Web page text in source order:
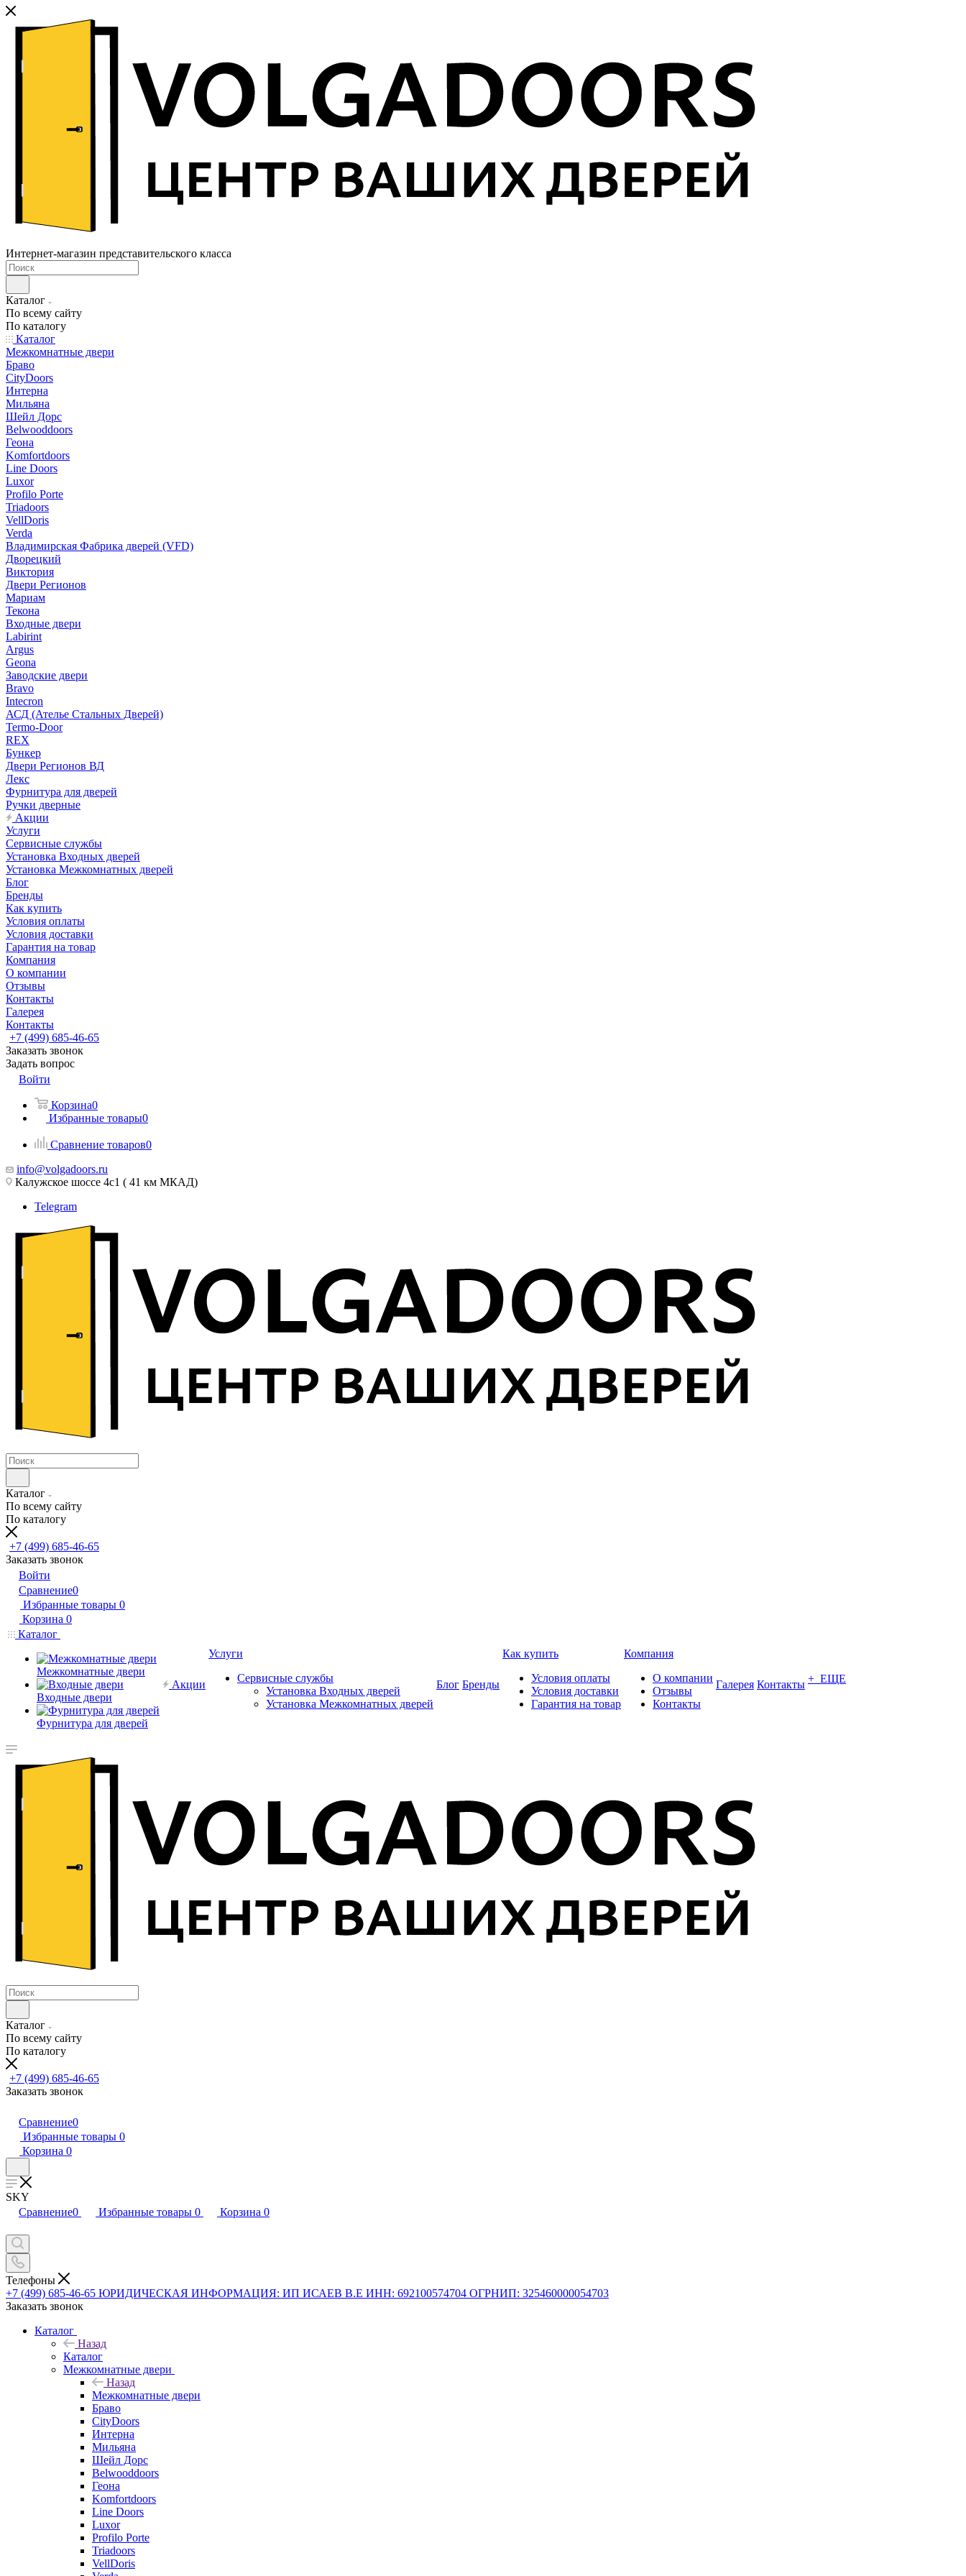
Интернет-магазин представительского класса
Каталог
По всему сайту
По каталогу
Каталог
Межкомнатные двери
Браво
CityDoors
Интерна
Мильяна
Шейл Дорс
Belwooddoors
Геона
Komfortdoors
Line Doors
Luxor
Profilo Porte
Triadoors
VellDoris
Verda
Владимирская Фабрика дверей (VFD)
Дворецкий
Виктория
Двери Регионов
Мариам
Текона
Входные двери
Labirint
Argus
Geona
Заводские двери
Bravo
Intecron
АСД (Ателье Стальных Дверей)
Termo-Door
REX
Бункер
Двери Регионов ВД
Лекс
Фурнитура для дверей
Ручки дверные
Акции
Услуги
Сервисные службы
Установка Входных дверей
Установка Межкомнатных дверей
Блог
Бренды
Как купить
Условия оплаты
Условия доставки
Гарантия на товар
Компания
О компании
Отзывы
Контакты
Галерея
Контакты
+7 (499) 685-46-65
Заказать звонок
Задать вопрос
Войти
Корзина0
Избранные товары0
Сравнение товаров0
info@volgadoors.ru
Калужское шоссе 4с1 ( 41 км МКАД)
Telegram
Каталог
По всему сайту
По каталогу
+7 (499) 685-46-65
Заказать звонок
Войти
Сравнение0
Избранные товары 0
Корзина 0
Каталог
Межкомнатные двери
Входные двери
Фурнитура для дверей
Акции
Услуги
Сервисные службы
Установка Входных дверей
Установка Межкомнатных дверей
Блог Бренды
Как купить
Условия оплаты
Условия доставки
Гарантия на товар
Компания
О компании
Отзывы
Контакты
Галерея Контакты + ЕЩЕ
Каталог
По всему сайту
По каталогу
+7 (499) 685-46-65
Заказать звонок
Сравнение0
Избранные товары 0
Корзина 0
SKY
Сравнение0 Избранные товары 0 Корзина 0
Телефоны
+7 (499) 685-46-65 ЮРИДИЧЕСКАЯ ИНФОРМАЦИЯ: ИП ИСАЕВ В.Е ИНН: 692100574704 ОГРНИП: 325460000054703
Заказать звонок
Каталог
Назад
Каталог
Межкомнатные двери
Назад
Межкомнатные двери
Браво
CityDoors
Интерна
Мильяна
Шейл Дорс
Belwooddoors
Геона
Komfortdoors
Line Doors
Luxor
Profilo Porte
Triadoors
VellDoris